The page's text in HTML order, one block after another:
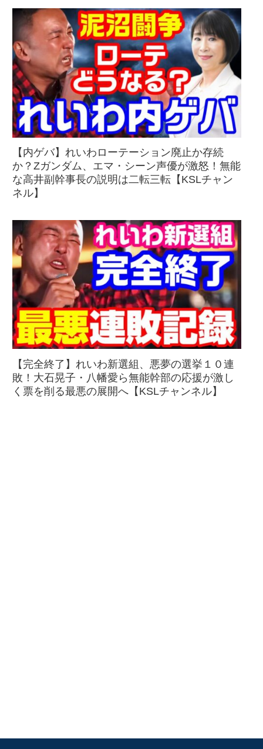
【内ゲバ】れいわローテーション廃止か存続
か？Zガンダム、エマ・シーン声優が激怒！無能
な高井副幹事長の説明は二転三転【KSLチャン
ネル】
【完全終了】れいわ新選組、悪夢の選挙１０連
敗！大石晃子・八幡愛ら無能幹部の応援が激し
く票を削る最悪の展開へ【KSLチャンネル】